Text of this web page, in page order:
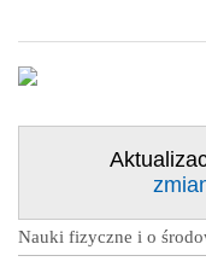
Nauki fizyczne i o